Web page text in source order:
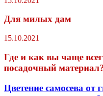
Для милых дам
15.10.2021
Где и как вы чаще
посадочный
Цветение самосева от